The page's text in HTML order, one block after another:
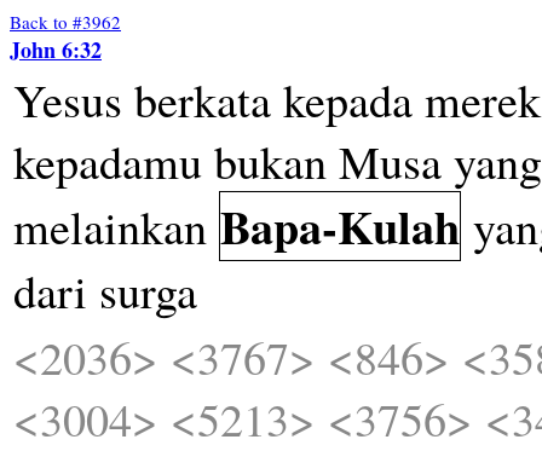
Back to #3962
John 6:32
Yesus berkatakepada
kepadamubukanMusayang
melainkan Bapa-Kulah
dari surga
<2036> <3767> <846>
<3004> <5213> <3756>